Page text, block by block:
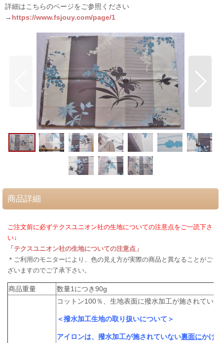
詳細はこちらのページをご参照ください
→ https://www.fsjouy.com/page/1
商品詳細
ご注文前に必ずテクスユニオン社の生地についての注意点をご一読下さ
い↓
「テクスユニオン社の生地についての注意点」
＊ご利用のモニターにより、色の見え方が実際の商品と異なることがご
ざいますのでご了承下さい。
商品重量 数量1につき90g
コットン100％、生地表面に撥水加工が施されてい
＜撥水加工生地の取り扱いについて＞
アイロンは、撥水加工が施されていない裏面にかけ